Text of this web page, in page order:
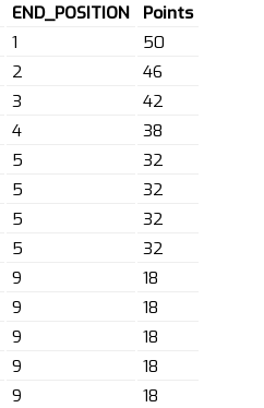
END_POSITION
Points
1
50
2
46
3
42
4
38
5
32
5
32
5
32
5
32
9
18
9
18
9
18
9
18
9
18